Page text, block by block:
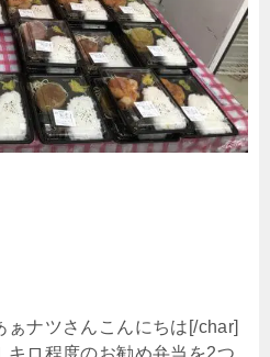
ぁナツさんこんにちは[/char]
キロ程度のお勧め弁当を2つ